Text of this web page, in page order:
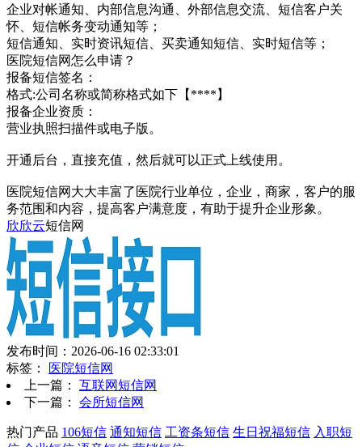
企业对帐通知、内部信息沟通、外部信息交流、短信客户关
怀、短信帐务变动通知等；
短信通知、实时资讯短信、买卖通知短信、实时短信等；
医院短信网怎么申请？
报备短信签名：
格式:公司名称或简称格式如下【****】
报备企业资质：
营业执照扫描件或电子版。
开通后台，直接充值，然后就可以正式上线使用。
医院短信网大大丰富了医院行业单位，企业，商家，客户的服
务范围和内容，提高客户满意度，有助于提升企业形象。
欣欣云短信网
发布时间：2026-06-16 02:33:01
标签：
医院短信网
上一篇： 互联网短信网
下一篇： 会所短信网
热门产品 106短信 通知短信 工资条短信 生日祝福短信 入职短